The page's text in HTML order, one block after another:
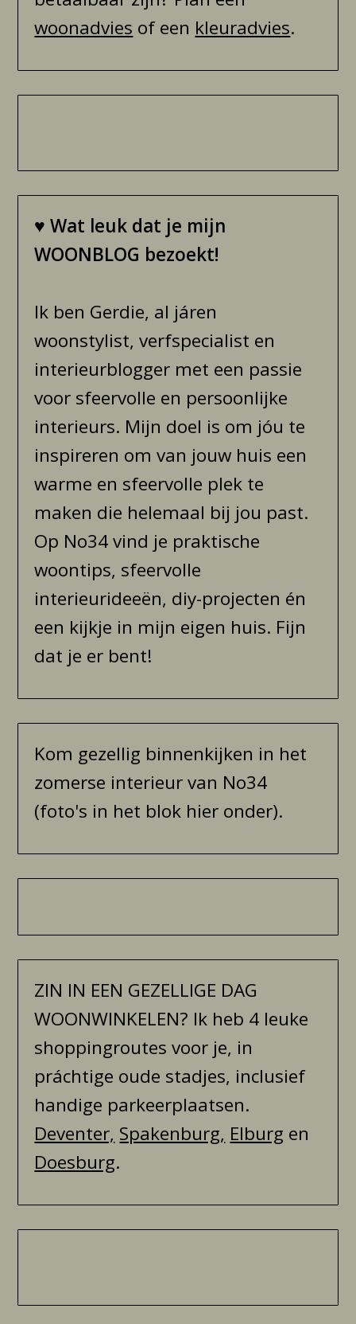
woonadvies of een kleuradvies.
♥Wat leuk dat je mijn
WOONBLOG bezoekt!
Ik ben Gerdie, al járen
woonstylist, verfspecialist en
interieurblogger met een passie
voor sfeervolle en persoonlijke
interieurs. Mijn doel is om jóu te
inspireren om van jouw huis een
warme en sfeervolle plek te
maken die helemaal bij jou past.
Op No34 vind je praktische
woontips, sfeervolle
interieurideeën, diy-projecten én
een kijkje in mijn eigen huis. Fijn
dat je er bent!
Kom gezellig binnenkijken in het
zomerse interieur van No34
(foto's in het blok hier onder).
ZIN IN EEN GEZELLIGE DAG
WOONWINKELEN? Ik heb 4 leuke
shoppingroutes voor je, in
práchtige oude stadjes, inclusief
handige parkeerplaatsen.
Deventer, Spakenburg, Elburg en
Doesburg.